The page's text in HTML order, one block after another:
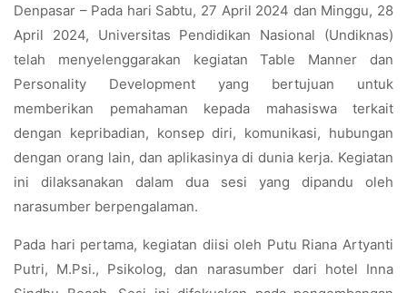
Denpasar – Pada hari Sabtu, 27 April 2024 dan Minggu, 28
April 2024, Universitas Pendidikan Nasional (Undiknas)
telah menyelenggarakan kegiatan Table Manner dan
Personality Development yang bertujuan untuk
memberikan pemahaman kepada mahasiswa terkait
dengan kepribadian, konsep diri, komunikasi, hubungan
dengan orang lain, dan aplikasinya di dunia kerja. Kegiatan
ini dilaksanakan dalam dua sesi yang dipandu oleh
narasumber berpengalaman.
Pada hari pertama, kegiatan diisi oleh Putu Riana Artyanti
Putri, M.Psi., Psikolog, dan narasumber dari hotel Inna